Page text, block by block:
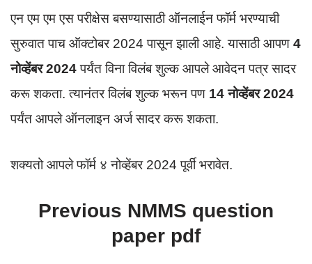
एन एम एम एस परीक्षेस बसण्यासाठी ऑनलाईन फॉर्म भरण्याची
सुरुवात पाच ऑक्टोबर 2024 पासून झाली आहे. यासाठी आपण 4
नोव्हेंबर 2024पर्यंत विना विलंब शुल्क आपले आवेदन पत्र सादर
करू शकता. त्यानंतर विलंब शुल्क भरून पण 14 नोव्हेंबर 2024
पर्यंत आपले ऑनलाइन अर्ज सादर करू शकता.
शक्यतो आपले फॉर्म ४ नोव्हेंबर 2024 पूर्वी भरावेत.
Previous NMMS question
paper pdf